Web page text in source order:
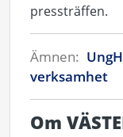
pressträffen.
Ämnen:
verksamhet
Om